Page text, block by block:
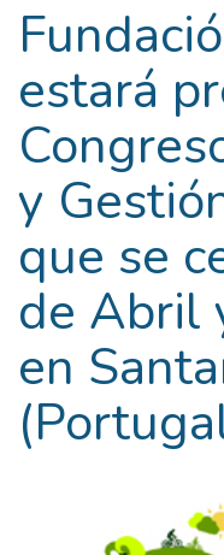
estará
y
que se
de Abril
en